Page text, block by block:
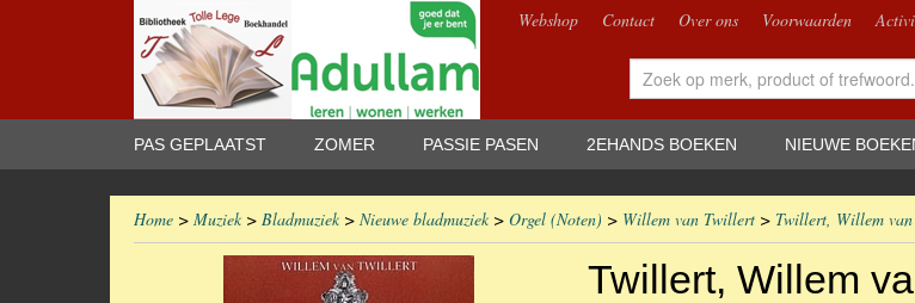
Webshop Contact Over ons Voorwaarden
PAS GEPLAATST ZOMER PASSIE PASEN 2EHANDS BOEKEN NIEUWE
Home > Muziek> Bladmuziek> Nieuwe bladmuziek> Orgel (Noten) > Willem van Twillert > Twillert, Willem
Twillert, Willem